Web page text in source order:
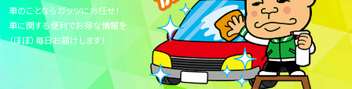
車のことならガッツにお任せ！
車に関する便利でお得な情報を
（ほぼ）毎日お届けします！